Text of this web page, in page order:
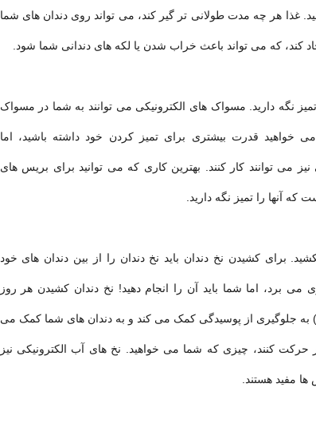
غذا هر چه مدت طولانی تر گیر کند، می تواند روی دندان های شما
کند، که می تواند باعث خراب شدن یا لکه های دندانی شما شود.
نگه دارید. مسواک های الکترونیکی می توانند به شما در مسواک
خواهید قدرت بیشتری برای تمیز کردن خود داشته باشید، اما
می توانند کار کنند. بهترین کاری که می توانید برای بریس های
که آنها را تمیز نگه دارید.
برای کشیدن نخ دندان باید نخ دندان را از بین دندان های خود
می برد، اما شما باید آن را انجام دهید! نخ دندان کشیدن هر روز
به جلوگیری از پوسیدگی کمک می کند و به دندان های شما کمک می
حرکت کنند، چیزی که شما می خواهید. نخ های آب الکترونیکی نیز
مفید هستند.